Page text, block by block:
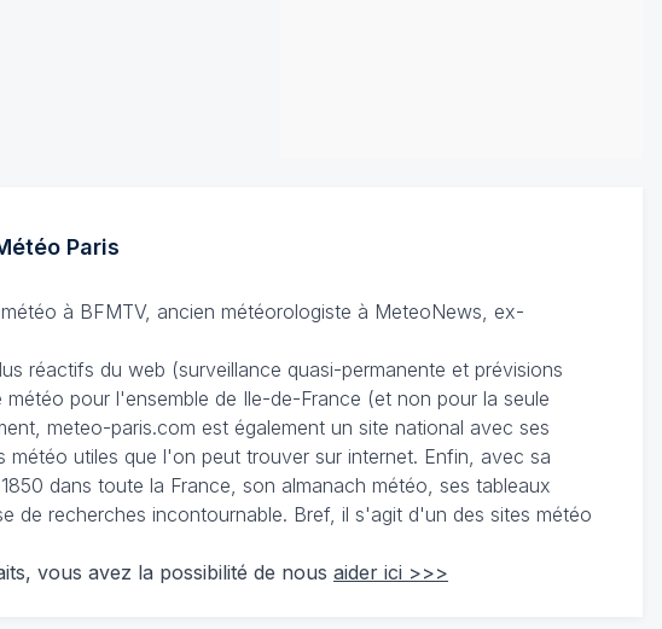
Paris
à BFMTV, ancien météorologiste à MeteoNews, ex-
réactifs du web (surveillance quasi-permanente et prévisions
pour l'ensemble de Ile-de-France (et non pour la seule
meteo-paris.com est également un site national avec ses
météo utiles que l'on peut trouver sur internet. Enfin, avec sa
dans toute la France, son almanach météo, ses tableaux
de recherches incontournable. Bref, il s'agit d'un des sites météo
vous avez la possibilité de nous aider ici >>>